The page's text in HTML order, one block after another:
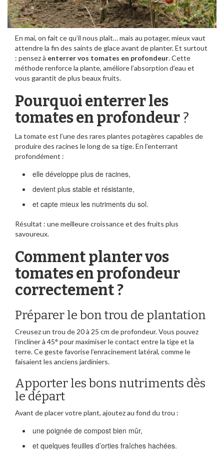
En mai, on fait ce qu’il nous plaît… mais au potager, mieux vaut
attendre la fin des saints de glace avant de planter. Et surtout
: pensez à enterrer vos tomates en profondeur. Cette
méthode renforce la plante, améliore l’absorption d’eau et
vous garantit de plus beaux fruits.
Pourquoi enterrer les
tomates en profondeur?
La tomate est l’une des rares plantes potagères capables de
produire des racines le long de sa tige. En l’enterrant
profondément :
elle développe plus de racines,
devient plus stable et résistante,
et capte mieux les nutriments du sol.
Résultat : une meilleure croissance et des fruits plus
savoureux.
Comment planter vos
tomates en profondeur
correctement ?
Préparer le bon trou de plantation
Creusez un trou de 20 à 25 cm de profondeur. Vous pouvez
l’incliner à 45° pour maximiser le contact entre la tige et la
terre. Ce geste favorise l’enracinement latéral, comme le
faisaient les anciens jardiniers.
Apporter les bons nutriments dès
le départ
Avant de placer votre plant, ajoutez au fond du trou :
une poignée de compost bien mûr,
et quelques feuilles d’orties fraîches hachées.